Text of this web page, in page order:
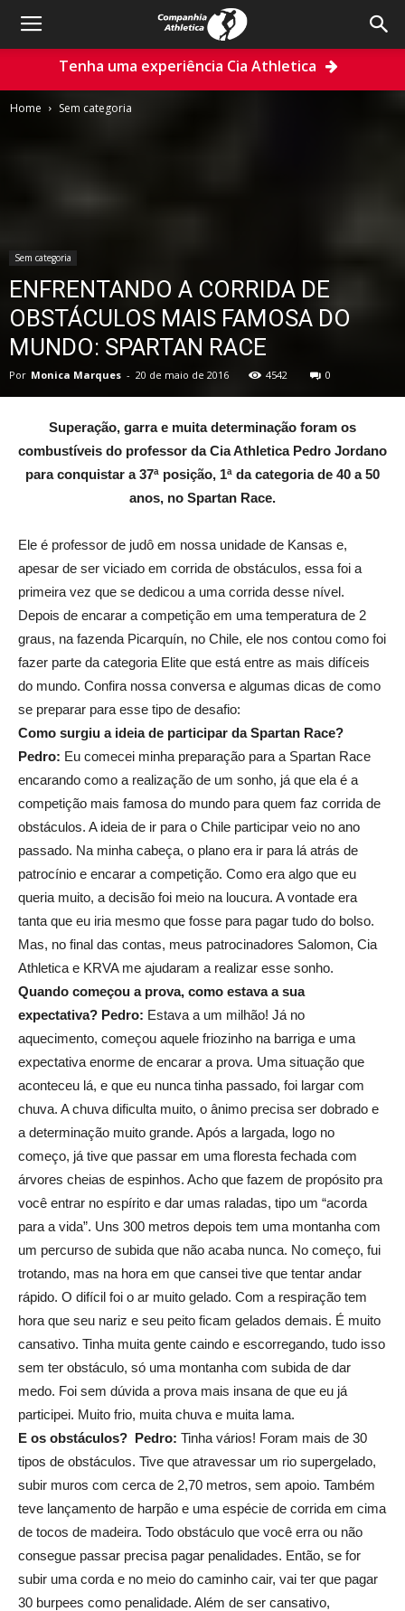
Tenha uma experiência Cia Athletica
Home Sem categoria
Sem categoria
ENFRENTANDO A CORRIDA DE
OBSTÁCULOS MAIS FAMOSA DO
MUNDO: SPARTAN RACE
Por Monica Marques - 20 de maio de 2016 4542 0
Superação, garra e muita determinação foram os
combustíveis do professor da Cia Athletica Pedro Jordano
para conquistar a 37ª posição, 1ª da categoria de 40 a 50
anos, no Spartan Race.
Ele é professor de judô em nossa unidade de Kansas e,
apesar de ser viciado em corrida de obstáculos, essa foi a
primeira vez que se dedicou a uma corrida desse nível.
Depois de encarar a competição em uma temperatura de 2
graus, na fazenda Picarquín, no Chile, ele nos contou como foi
fazer parte da categoria Elite que está entre as mais difíceis
do mundo. Confira nossa conversa e algumas dicas de como
se preparar para esse tipo de desafio:
Como surgiu a ideia de participar da Spartan Race?
Pedro: Eu comecei minha preparação para a Spartan Race
encarando como a realização de um sonho, já que ela é a
competição mais famosa do mundo para quem faz corrida de
obstáculos. A ideia de ir para o Chile participar veio no ano
passado. Na minha cabeça, o plano era ir para lá atrás de
patrocínio e encarar a competição. Como era algo que eu
queria muito, a decisão foi meio na loucura. A vontade era
tanta que eu iria mesmo que fosse para pagar tudo do bolso.
Mas, no final das contas, meus patrocinadores Salomon, Cia
Athletica e KRVA me ajudaram a realizar esse sonho.
Quando começou a prova, como estava a sua
expectativa? Pedro: Estava a um milhão! Já no
aquecimento, começou aquele friozinho na barriga e uma
expectativa enorme de encarar a prova. Uma situação que
aconteceu lá, e que eu nunca tinha passado, foi largar com
chuva. A chuva dificulta muito, o ânimo precisa ser dobrado e
a determinação muito grande. Após a largada, logo no
começo, já tive que passar em uma floresta fechada com
árvores cheias de espinhos. Acho que fazem de propósito pra
você entrar no espírito e dar umas raladas, tipo um “acorda
para a vida”. Uns 300 metros depois tem uma montanha com
um percurso de subida que não acaba nunca. No começo, fui
trotando, mas na hora em que cansei tive que tentar andar
rápido. O difícil foi o ar muito gelado. Com a respiração tem
hora que seu nariz e seu peito ficam gelados demais. É muito
cansativo. Tinha muita gente caindo e escorregando, tudo isso
sem ter obstáculo, só uma montanha com subida de dar
medo. Foi sem dúvida a prova mais insana de que eu já
participei. Muito frio, muita chuva e muita lama.
E os obstáculos? Pedro: Tinha vários! Foram mais de 30
tipos de obstáculos. Tive que atravessar um rio supergelado,
subir muros com cerca de 2,70 metros, sem apoio. Também
teve lançamento de harpão e uma espécie de corrida em cima
de tocos de madeira. Todo obstáculo que você erra ou não
consegue passar precisa pagar penalidades. Então, se for
subir uma corda e no meio do caminho cair, vai ter que pagar
30 burpees como penalidade. Além de ser cansativo,